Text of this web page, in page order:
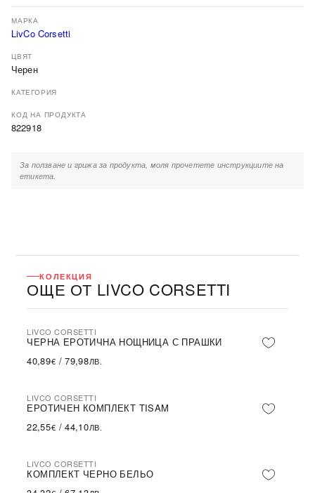
МАРКА
LivCo Corsetti
ЦВЯТ
Черен
КАТЕГОРИЯ
КОД НА ПРОДУКТА
822918
За ползване и грижа за продукта, моля прочетете инструкциите на
етикета.
КОЛЕКЦИЯ
ОЩЕ ОТ LIVCO CORSETTI
LIVCO CORSETTI
ЧЕРНА ЕРОТИЧНА НОЩНИЦА С ПРАШКИ
40,89€ /79,98ЛВ.
LIVCO CORSETTI
ЕРОТИЧЕН КОМПЛЕКТ TISAM
22,55€ /44,10ЛВ.
LIVCO CORSETTI
КОМПЛЕКТ ЧЕРНО БЕЛЬО